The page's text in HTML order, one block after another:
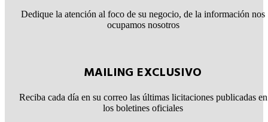
Dedique la atención al foco de su negocio, de la información nos
ocupamos nosotros
MAILING EXCLUSIVO
Reciba cada día en su correo las últimas licitaciones publicadas en
los boletines oficiales